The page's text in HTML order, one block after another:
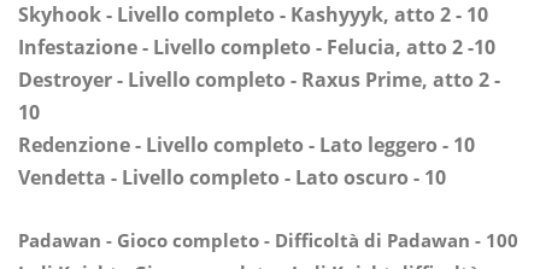
Skyhook - Livello completo - Kashyyyk, atto 2 - 10
Infestazione - Livello completo - Felucia, atto 2 -10
Destroyer - Livello completo - Raxus Prime, atto 2 -
10
Redenzione - Livello completo - Lato leggero - 10
Vendetta - Livello completo - Lato oscuro - 10
Padawan - Gioco completo - Difficoltà di Padawan - 100